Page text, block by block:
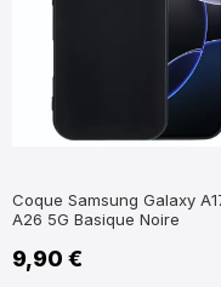
Coque Samsung Galaxy
A26 5G Basique Noire
9,90 €